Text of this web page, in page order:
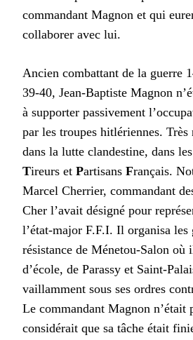
commandant Magnon et qui
collaborer avec lui.
Ancien combattant de la guerre
39-40, Jean-Baptiste Magnon
à supporter passivement
par les troupes hitlériennes.
dans la lutte clandestine, dans
Tireurs et Partisans Français.
Marcel Cherrier, commandant
Cher l’avait désigné pour
l’état-major F.F.I. Il organisa les
résistance de Ménetou-Salon où
d’école, de Parassy et Saint-
vaillamment sous ses ordres
Le commandant Magnon n’était
considérait que sa tâche était